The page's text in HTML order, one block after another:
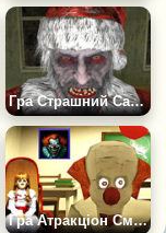
Гра Страшний Санта Клаус Хоррор
Гра Атракціон Смерті